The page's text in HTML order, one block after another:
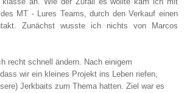
MT - Lures Teams, durch den Verkauf einen
Zunächst wusste ich nichts von Marcos
recht schnell ändern. Nach einigem
wir ein kleines Projekt ins Leben riefen,
Jerkbaits zum Thema hatten. Ziel war es